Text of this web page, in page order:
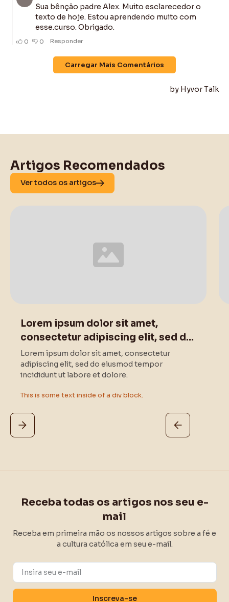
Artigos Recomendados
Ver todos os artigos
Lorem ipsum dolor sit amet,
consectetur adipiscing elit, sed do
eiusmod tempor .
Lorem ipsum dolor sit amet, consectetur
adipiscing elit, sed do eiusmod tempor
incididunt ut labore et dolore.
This is some text inside of a div block.
Receba todas os artigos nos seu e-
mail
Receba em primeira mão os nossos artigos sobre a fé e
a cultura católica em seu e-mail.